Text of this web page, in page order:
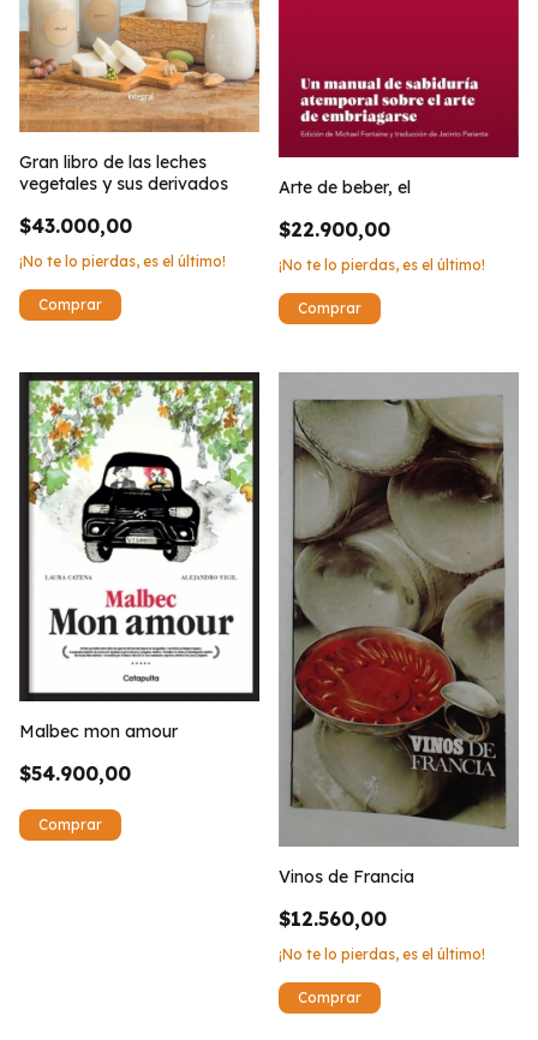
Gran libro de las leches
vegetales y sus derivados
$43.000,00
¡No te lo pierdas, es el último!
Arte de beber, el
$22.900,00
¡No te lo pierdas, es el último!
Malbec mon amour
$54.900,00
Vinos de Francia
$12.560,00
¡No te lo pierdas, es el último!